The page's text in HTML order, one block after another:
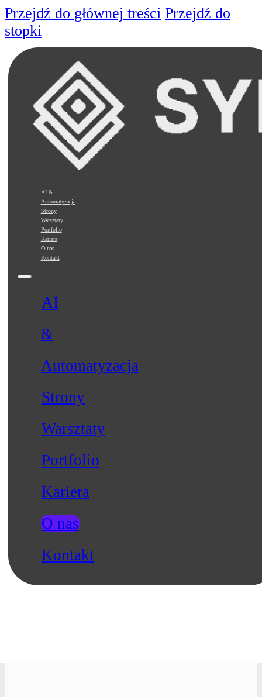
Przejdź do głównej treści Przejdź do
stopki
AI &
Automatyzacja
Strony
Warsztaty
Portfolio
Kariera
O nas
Kontakt
AI
&
Automatyzacja
Strony
Warsztaty
Portfolio
Kariera
O nas
Kontakt